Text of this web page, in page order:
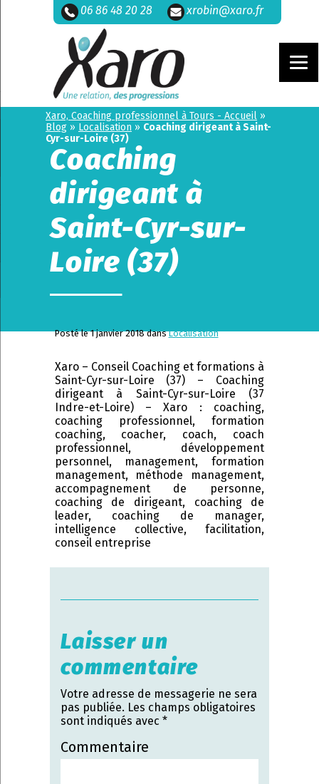
06 86 48 20 28 xrobin@xaro.fr
Xaro, Coaching professionnel à Tours - Accueil »
Blog » Localisation » Coaching dirigeant à Saint-
Cyr-sur-Loire (37)
Coaching
dirigeant à
Saint-Cyr-sur-
Loire (37)
Posté le 1 janvier 2018 dansLocalisation
Xaro – Conseil Coaching et formations à
Saint-Cyr-sur-Loire (37) – Coaching
dirigeant à Saint-Cyr-sur-Loire (37
Indre-et-Loire) – Xaro : coaching,
coaching professionnel, formation
coaching, coacher, coach, coach
professionnel, développement
personnel, management, formation
management, méthode management,
accompagnement de personne,
coaching de dirigeant, coaching de
leader, coaching de manager,
intelligence collective, facilitation,
conseil entreprise
Laisser un
commentaire
Votre adresse de messagerie ne sera
pas publiée. Les champs obligatoires
sont indiqués avec*
Commentaire